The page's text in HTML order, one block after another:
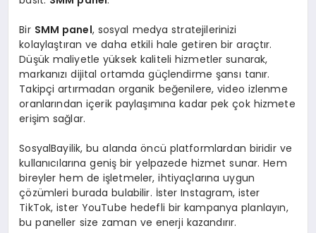
OYUN
Bir SMM panel, sosyal medya stratejilerinizi
kolaylaştıran ve daha etkili hale getiren bir araçtır.
Düşük maliyetle yüksek kaliteli hizmetler sunarak,
markanızı dijital ortamda güçlendirme şansı tanır.
Takipçi artırmadan organik beğenilere, video izlenme
oranlarından içerik paylaşımına kadar pek çok hizmete
erişim sağlar.
SosyalBayilik, bu alanda öncü platformlardan biridir ve
kullanıcılarına geniş bir yelpazede hizmet sunar. Hem
bireyler hem de işletmeler, ihtiyaçlarına uygun
çözümleri burada bulabilir. İster Instagram, ister
TikTok, ister YouTube hedefli bir kampanya planlayın,
bu paneller size zaman ve enerji kazandırır.